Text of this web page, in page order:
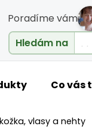
Poradíme vám
Hledám na
Co vás
vlasy a nehty